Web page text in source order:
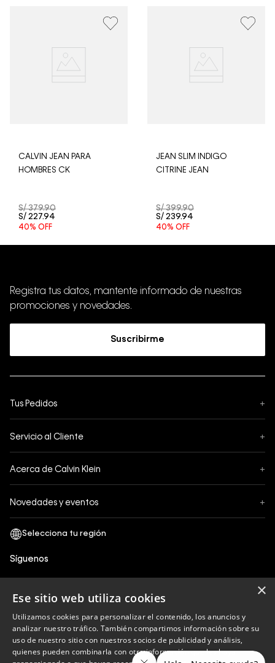
procesará desde el día hábil siguiente. Por higiene y
aceptamos devoluciones en ropa interior y trajes de
CALVIN JEAN PARA
HOMBRES CK
S/ 379.90
S/ 227.94
40% OFF
JEAN SLIM INDIGO
CITRINE JEAN
S/ 399.90
S/ 239.94
40% OFF
Registra tus datos, mantente informado de nuestras
promociones y novedades.
Suscribirme
Tus Pedidos +
Formas de Pago
Servicio al Cliente +
¿Cómo comprar?
Acerca de Calvin Klein +
Términos y Condiciones
Política de Privacidad y tratamiento de datos personales
Política de Cookies
Libro de reclamaciones
Políticas de recojo en tienda
Novedades y eventos +
Síguenos
Calvin Klein
×
Ese sitio web utiliza cookies
Utilizamos cookies para personalizar el contenido, los anuncios y
analizar nuestro tráfico. También compartimos información sobre su
uso de nuestro sitio con nuestros socios de publicidad y análisis,
quienes pueden combinarla con otra información que les haya